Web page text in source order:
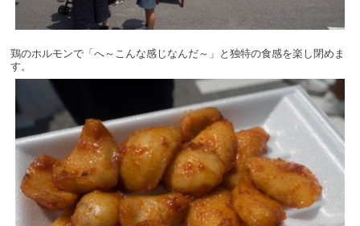
鶏のホルモンで「へ～こんな感じなんだ～」と独特の食感を楽し閉めま
す。